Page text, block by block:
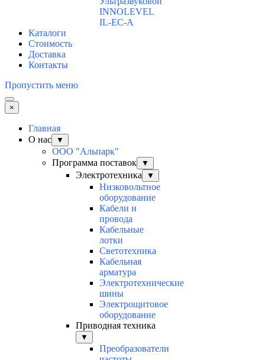
INNOLEVEL
IL-EC-A
Каталоги
Стоимость
Доставка
Контакты
Пропустить меню
×
Главная
О нас
▼
ООО "Альпарк"
Программа поставок
▼
Электротехника ▼
Низковольтное
оборудование
Кабели и
провода
Кабельные
лотки
Светотехника
Кабельная
арматура
Электротехнические
шины
Электрощитовое
оборудование
Приводная техника
▼
Преобразователи